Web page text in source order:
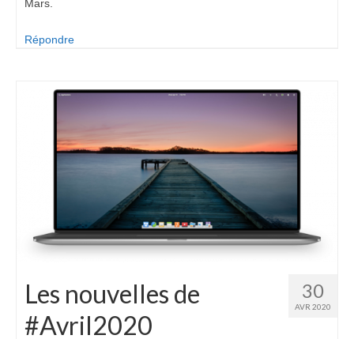
Mars.
Répondre
30
AVR 2020
Les nouvelles de
#Avril2020